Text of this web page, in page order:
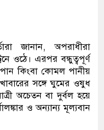
জানান, অপরাধীরা
ওঠে। এরপর বন্ধুত্বপূর্ণ
কিংবা কোমল পানীয়
সঙ্গে ঘুমের ওষুধ
অচেতন বা দুর্বল হয়ে
ও অন্যান্য মূল্যবান